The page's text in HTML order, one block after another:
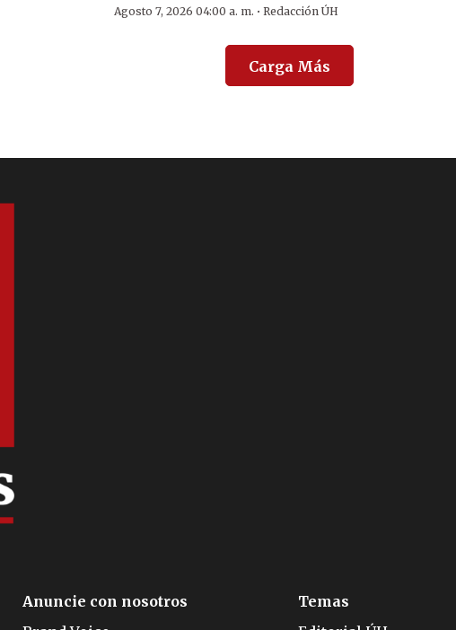
Agosto 7, 2026 04:00 a. m. ·Redacción ÚH
Carga Más
Anuncie con nosotros
Temas